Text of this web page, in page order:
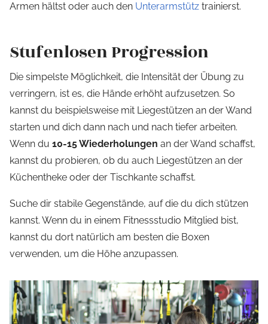
Armen hältst oder auch den Unterarmstütz trainierst.
Stufenlosen Progression
Die simpelste Möglichkeit, die Intensität der Übung zu
verringern, ist es, die Hände erhöht aufzusetzen. So
kannst du beispielsweise mit Liegestützen an der Wand
starten und dich dann nach und nach tiefer arbeiten.
Wenn du 10-15 Wiederholungen an der Wand schaffst,
kannst du probieren, ob du auch Liegestützen an der
Küchentheke oder der Tischkante schaffst.
Suche dir stabile Gegenstände, auf die du dich stützen
kannst. Wenn du in einem Fitnessstudio Mitglied bist,
kannst du dort natürlich am besten die Boxen
verwenden, um die Höhe anzupassen.